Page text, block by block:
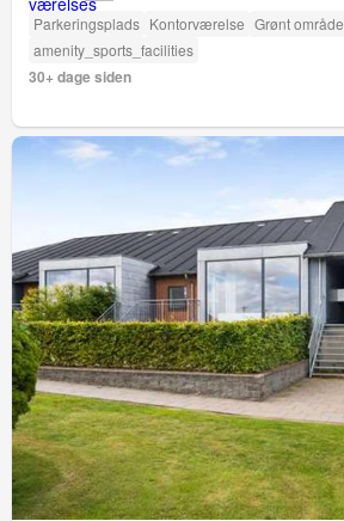
Parkeringsplads Kontorværelse Grønt område
amenity_sports_facilities
30+ dage siden